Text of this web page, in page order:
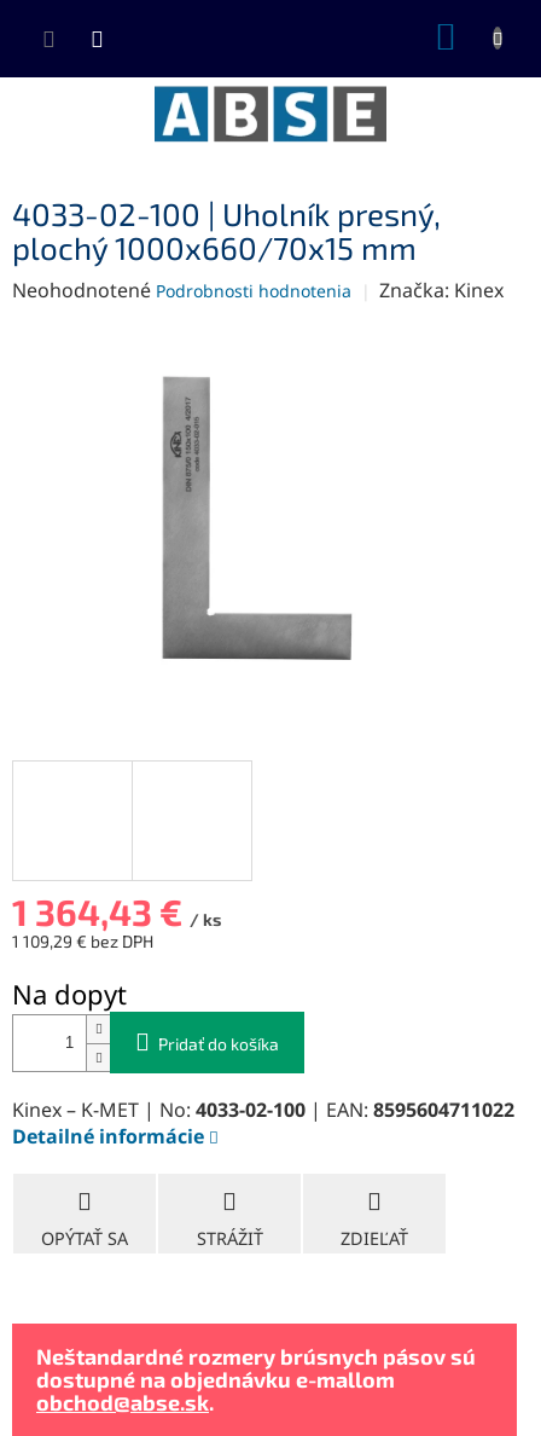
4033-02-100 | Uholník presný,
plochý 1000x660/70x15 mm
Priemerné
Neohodnotené Podrobnosti hodnotenia Značka: Kinex
1 364,43 € / ks
1 109,29 € bez DPH
cena:
Na dopyt
Pridať do košíka
Kinex – K-MET | No: 4033-02-100 | EAN: 8595604711022
Detailné informácie
OPÝTAŤ SA STRÁŽIŤ ZDIEĽAŤ
Neštandardné rozmery brúsnych pásov sú
dostupné na objednávku e-mallom
obchod@abse.sk.